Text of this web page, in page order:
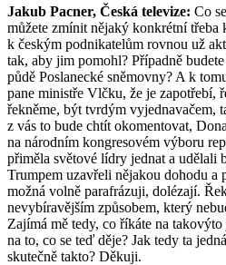
Jakub Pacner, Česká televize: Co
můžete zmínit nějaký konkrétní třeba
k českým podnikatelům rovnou už
tak, aby jim pomohl? Případně
půdě Poslanecké sněmovny? A k
pane ministře Vlčku, že je zapotřebí,
řekněme, být tvrdým vyjednavačem,
z vás to bude chtít okomentovat,
na národním kongresovém výboru
přiměla světové lídry jednat a udělali
Trumpem uzavřeli nějakou dohodu a
možná volně parafrázuji, dolézají.
nevybíravějším způsobem, který
Zajímá mě tedy, co říkáte na
na to, co se teď děje? Jak tedy ta
skutečně takto? Děkuji.